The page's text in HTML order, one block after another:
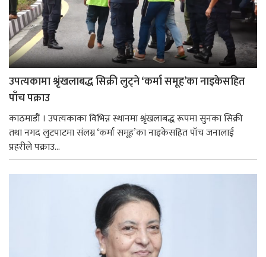
उपत्यकामा श्रृंखलाबद्ध सिक्री लुट्ने ‘कर्मा समूह’का नाइकेसहित
पाँच पक्राउ
काठमाडौं । उपत्यकाका विभिन्न स्थानमा श्रृंखलाबद्ध रूपमा सुनका सिक्री
तथा नगद लुटपाटमा संलग्न ‘कर्मा समूह’का नाइकेसहित पाँच जनालाई
प्रहरीले पक्राउ...